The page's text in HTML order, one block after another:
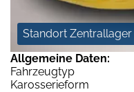
Standort Zentrallager
Allgemeine Daten:
Fahrzeugtyp
Karosserieform